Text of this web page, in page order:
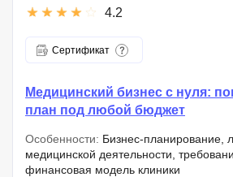
4.2
Сертификат
Медицинский бизнес с нуля:
план под любой бюджет
Особенности: Бизнес-планирование,
медицинской деятельности,
финансовая модель клиники